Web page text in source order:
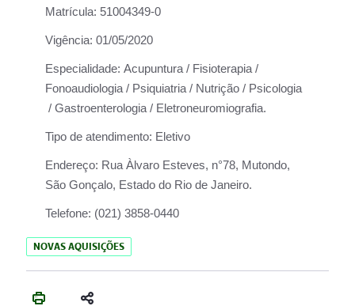
Matrícula: 51004349-0
Vigência: 01/05/2020
Especialidade: Acupuntura / Fisioterapia /
Fonoaudiologia / Psiquiatria / Nutrição / Psicologia
/ Gastroenterologia / Eletroneuromiografia.
Tipo de atendimento: Eletivo
Endereço: Rua Àlvaro Esteves, n°78, Mutondo,
São Gonçalo, Estado do Rio de Janeiro.
Telefone: (021) 3858-0440
NOVAS AQUISIÇÕES